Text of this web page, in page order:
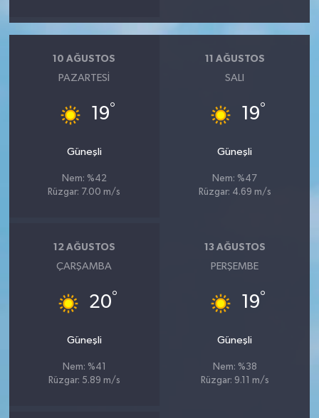
10 AĞUSTOS
PAZARTESI
19°
Güneşli
Nem: %42
Rüzgar: 7.00 m/s
11 AĞUSTOS
SALI
19°
Güneşli
Nem: %47
Rüzgar: 4.69 m/s
12 AĞUSTOS
ÇARŞAMBA
20°
Güneşli
Nem: %41
Rüzgar: 5.89 m/s
13 AĞUSTOS
PERŞEMBE
19°
Güneşli
Nem: %38
Rüzgar: 9.11 m/s